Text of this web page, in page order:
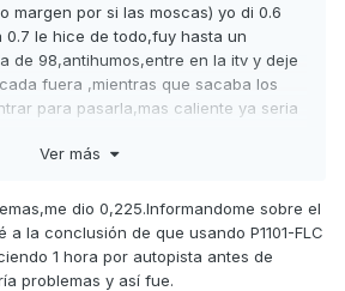
margen por si las moscas) yo di 0.6
le hice de todo,fuy hasta un
de 98,antihumos,entre en la itv y deje
fuera ,mientras que sacaba los
para pasarla,mas caliente ya seria
por pena!! me toca pasarla
los dias como moto de reparto y
caña con las prisas todos los
sonda lambda,filtros y todo
una semana limpie el cuerpo
Ver más
dio 0,225.Informandome sobre el
a la conclusión de que usando P1101-FLC
1 hora por autopista antes de
problemas y así fue.